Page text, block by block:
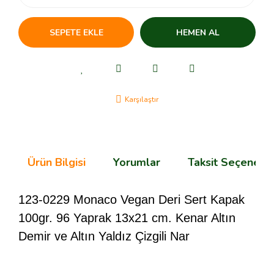
SEPETE EKLE HEMEN AL
Karşılaştır
Ürün Bilgisi Yorumlar Taksit
123-0229 Monaco Vegan Deri Sert Kapak
100gr. 96 Yaprak 13x21 cm. Kenar Altın
Demir ve Altın Yaldız Çizgili Nar